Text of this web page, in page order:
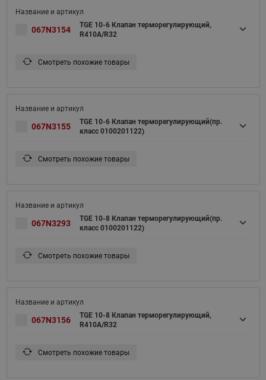
067N3154
TGE 10-6 Клапан терморегулирующий,
R410A/R32
Смотреть похожие товары
067N3155
TGE 10-6 Клапан терморегулирующий(пр.
класс 0100201122)
Смотреть похожие товары
067N3293
TGE 10-8 Клапан терморегулирующий(пр.
класс 0100201122)
Смотреть похожие товары
067N3156
TGE 10-8 Клапан терморегулирующий,
R410A/R32
Смотреть похожие товары